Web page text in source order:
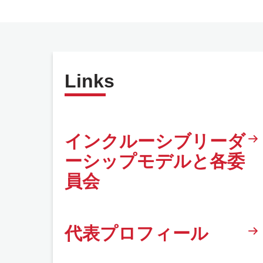
Links
インクルーシブリーダ
ーシップモデルと各委
員会
代表プロフィール